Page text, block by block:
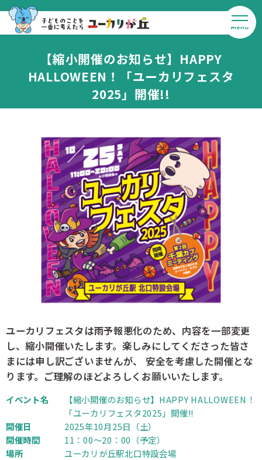
【縮小開催のお知らせ】HAPPY
HALLOWEEN！「ユーカリフェスタ
2025」開催!!
ユーカリフェスタは雨予報悪化のため、内容を一部変更
し、縮小開催いたします。楽しみにしてくださった皆さ
まには申し訳ございませんが、 安全を考慮した開催とな
ります。ご理解のほどよろしくお願いいたします。
イベント名
【縮小開催のお知らせ】HAPPY HALLOWEEN！
「ユーカリフェスタ2025」開催!!
開催日
2025年10月25日（土）
開催時間
11：00〜20：00（予定）
場所
ユーカリが丘駅北口特設会場